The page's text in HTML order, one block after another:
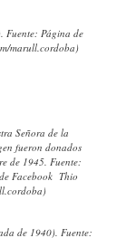
Fuente: Página de
marull.cordoba)
Señora de la
fueron donados
de 1945. Fuente:
Facebook Thio
de 1940). Fuente: